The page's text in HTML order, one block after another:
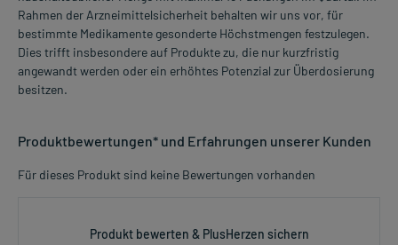
Rahmen der Arzneimittelsicherheit behalten wir uns vor, für
bestimmte Medikamente gesonderte Höchstmengen festzulegen.
Dies trifft insbesondere auf Produkte zu, die nur kurzfristig
angewandt werden oder ein erhöhtes Potenzial zur Überdosierung
besitzen.
Produktbewertungen* und Erfahrungen unserer Kunden
Für dieses Produkt sind keine Bewertungen vorhanden
Produkt bewerten & PlusHerzen sichern